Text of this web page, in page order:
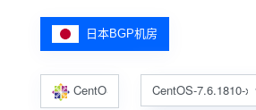
日本BGP机房
CentOS